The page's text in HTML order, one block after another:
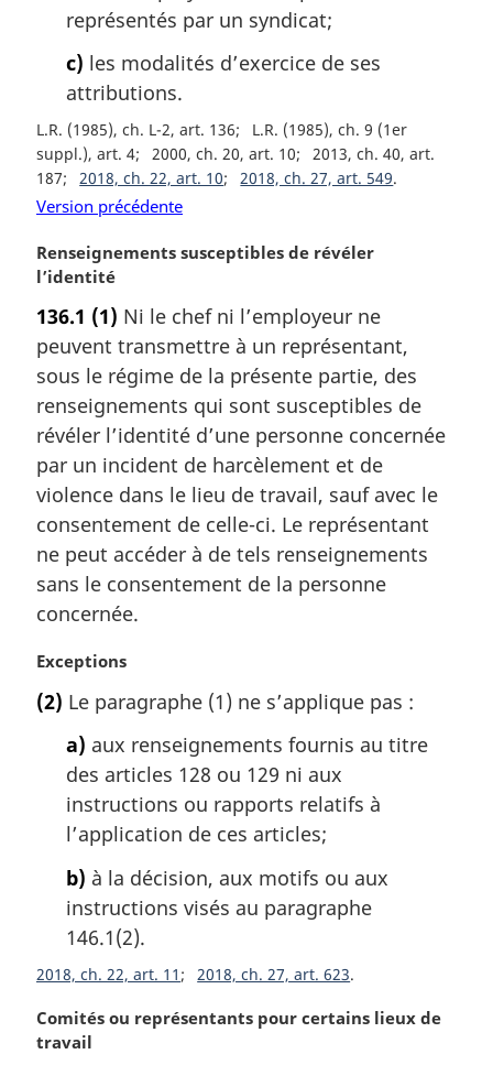
représentés par un syndicat;
c) les modalités d’exercice de ses
attributions.
L.R. (1985), ch. L-2, art. 136
L.R. (1985), ch. 9 (1er
suppl.), art. 4
2000, ch. 20, art. 10
2013, ch. 40, art.
187
2018, ch. 22, art. 10 2018, ch. 27, art. 549
Version précédente
N
o
e
m
a
r
i
n
a
l
:
Renseignements susceptibles de révéler
l’identité
136.1 (1) Ni le chef ni l’employeur ne
peuvent transmettre à un représentant,
sous le régime de la présente partie, des
renseignements qui sont susceptibles de
révéler l’identité d’une personne concernée
par un incident de harcèlement et de
violence dans le lieu de travail, sauf avec le
consentement de celle-ci. Le représentant
ne peut accéder à de tels renseignements
sans le consentement de la personne
concernée.
N
t
:
Exceptions
(2) Le paragraphe (1) ne s’applique pas :
a) aux renseignements fournis au titre
des articles 128 ou 129 ni aux
instructions ou rapports relatifs à
l’application de ces articles;
b) à la décision, aux motifs ou aux
instructions visés au paragraphe
146.1(2).
2018, ch. 22, art. 11 2018, ch. 27, art. 623
N
o
Comités ou représentants pour certains lieux de
travail